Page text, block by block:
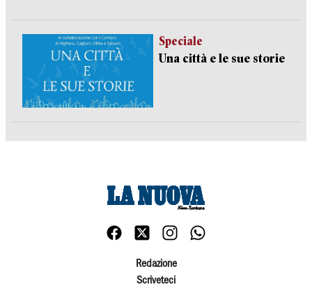
Speciale
Una città e le sue storie
Redazione
Scriveteci